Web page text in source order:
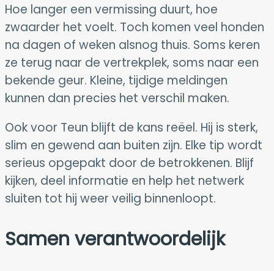
Hoe langer een vermissing duurt, hoe
zwaarder het voelt. Toch komen veel honden
na dagen of weken alsnog thuis. Soms keren
ze terug naar de vertrekplek, soms naar een
bekende geur. Kleine, tijdige meldingen
kunnen dan precies het verschil maken.
Ook voor Teun blijft de kans reëel. Hij is sterk,
slim en gewend aan buiten zijn. Elke tip wordt
serieus opgepakt door de betrokkenen. Blijf
kijken, deel informatie en help het netwerk
sluiten tot hij weer veilig binnenloopt.
Samen verantwoordelijk